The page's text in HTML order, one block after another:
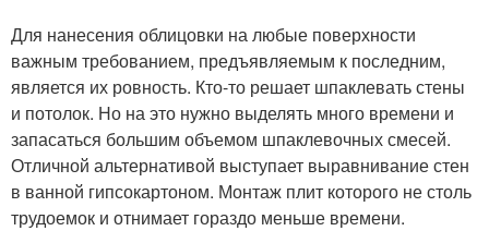
Для нанесения облицовки на любые поверхности
важным требованием, предъявляемым к последним,
является их ровность. Кто-то решает шпаклевать стены
и потолок. Но на это нужно выделять много времени и
запасаться большим объемом шпаклевочных смесей.
Отличной альтернативой выступает выравнивание стен
в ванной гипсокартоном. Монтаж плит которого не столь
трудоемок и отнимает гораздо меньше времени.